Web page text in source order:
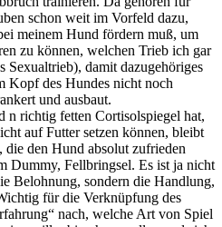
schon weit im Vorfeld dazu,
meinem Hund fördern muß, um
zu können, welchen Trieb ich gar
Sexualtrieb), damit dazugehöriges
Kopf des Hundes nicht noch
und ausbaut.
n richtig fetten Cortisolspiegel hat,
auf Futter setzen können, bleibt
die den Hund absolut zufrieden
Dummy, Fellbringsel. Es ist ja nicht
Belohnung, sondern die Handlung,
für die Verknüpfung des
nach, welche Art von Spiel